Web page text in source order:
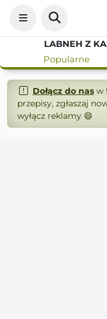
Popularne
Dołącz do nasw
przepisy, zgłaszaj
wyłącz reklamy 😄